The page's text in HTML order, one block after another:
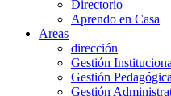
Directorio
Aprendo en Casa
Areas
dirección
Gestión
Gestión Pedagógica
Gestión